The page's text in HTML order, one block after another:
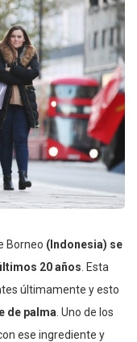
Borneo (Indonesia) se
20 años . Esta
últimamente y esto
de palma . Uno de los
ese ingrediente y